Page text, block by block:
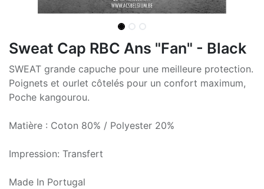
Sweat Cap RBC Ans "Fan" - Black
SWEAT grande capuche pour une meilleure protection.
Poignets et ourlet côtelés pour un confort maximum,
Poche kangourou.
Matière : Coton 80% / Polyester 20%
Impression: Transfert
Made In Portugal